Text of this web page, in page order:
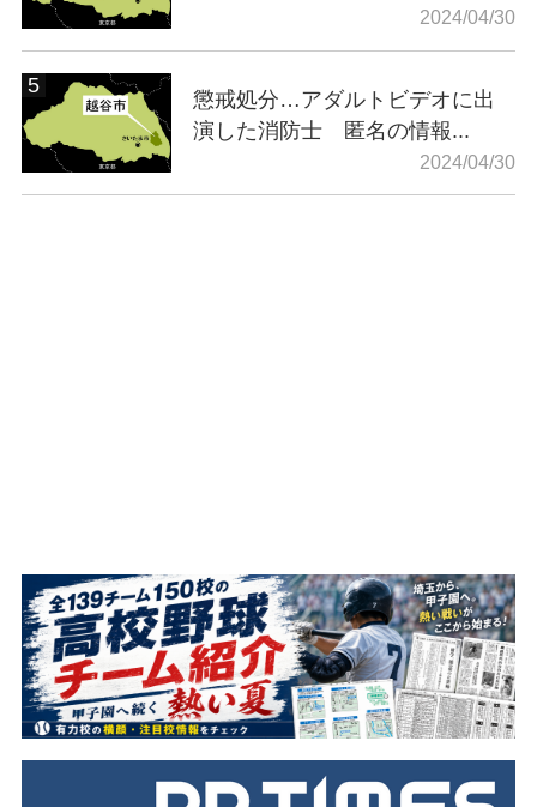
2024/04/30
懲戒処分…アダルトビデオに出
演した消防士 匿名の情報...
2024/04/30